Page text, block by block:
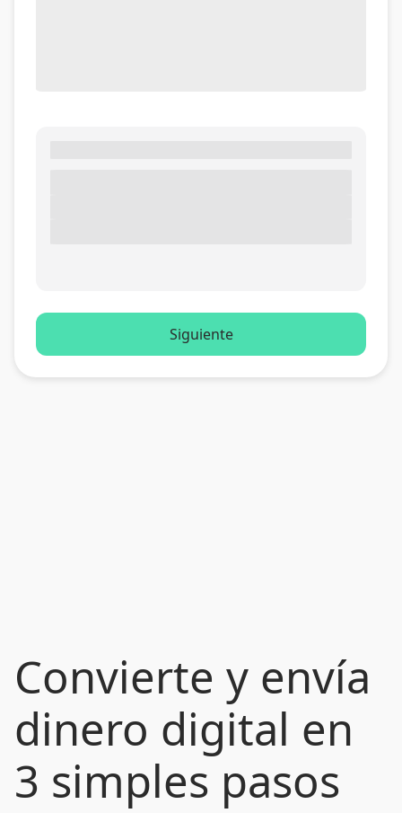
Convierte y envía
dinero digital en
3 simples pasos
Siguiente